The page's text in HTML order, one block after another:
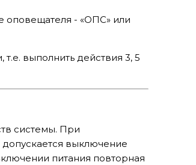
оповещателя - «ОПС» или
выполнить действия 3, 5
системы. При
выключение
питания повторная